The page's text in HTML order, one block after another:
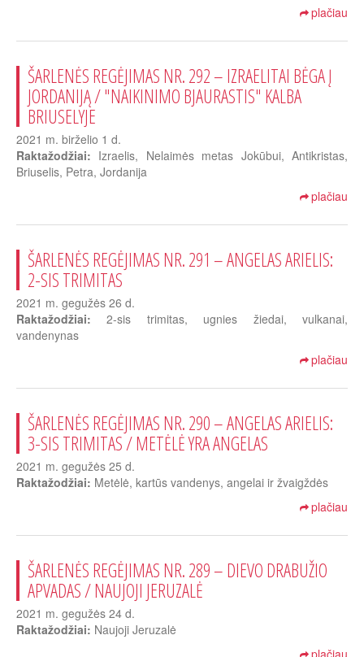
plačiau
ŠARLENĖS REGĖJIMAS NR. 292 – IZRAELITAI BĖGA Į
JORDANIJĄ / "NAIKINIMO BJAURASTIS" KALBA
BRIUSELYJE
2021 m. birželio 1 d.
Raktažodžiai: Izraelis, Nelaimės metas Jokūbui, Antikristas,
Briuselis, Petra, Jordanija
plačiau
ŠARLENĖS REGĖJIMAS NR. 291 – ANGELAS ARIELIS:
2-SIS TRIMITAS
2021 m. gegužės 26 d.
Raktažodžiai:2-sis trimitas, ugnies žiedai, vulkanai,
vandenynas
plačiau
ŠARLENĖS REGĖJIMAS NR. 290 – ANGELAS ARIELIS:
3-SIS TRIMITAS / METĖLĖ YRA ANGELAS
2021 m. gegužės 25 d.
Raktažodžiai: Metėlė, kartūs vandenys, angelai ir žvaigždės
plačiau
ŠARLENĖS REGĖJIMAS NR. 289 – DIEVO DRABUŽIO
APVADAS / NAUJOJI JERUZALĖ
2021 m. gegužės 24 d.
Raktažodžiai: Naujoji Jeruzalė